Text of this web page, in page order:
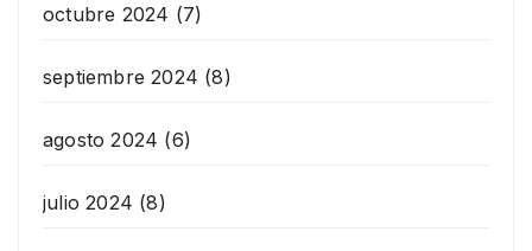
octubre 2024 (7)
septiembre 2024 (8)
agosto 2024 (6)
julio 2024 (8)